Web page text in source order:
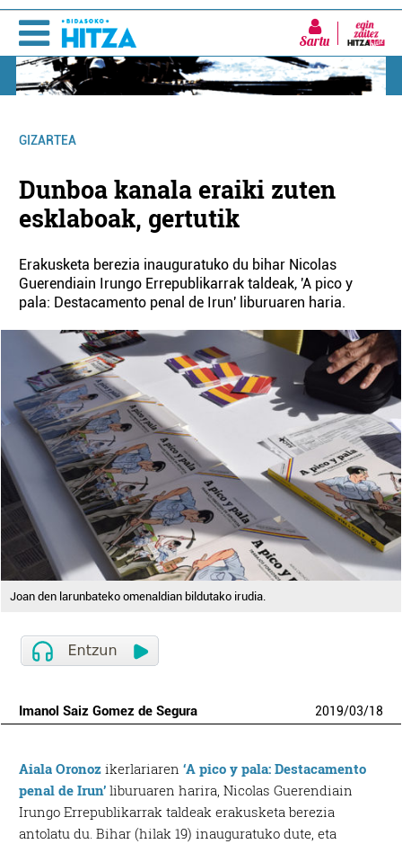
Sartu
GIZARTEA
Dunboa kanala eraiki zuten
esklaboak, gertutik
Erakusketa berezia inauguratuko du bihar Nicolas
Guerendiain Irungo Errepublikarrak taldeak, 'A pico y
pala: Destacamento penal de Irun' liburuaren haria.
Joan den larunbateko omenaldian bildutako irudia.
Imanol Saiz Gomez de Segura 2019/03/18
Aiala Oronoz ikerlariaren‘A pico y pala: Destacamento
penal de Irun’ liburuaren harira, Nicolas Guerendiain
Irungo Errepublikarrak taldeak erakusketa berezia
antolatu du. Bihar (hilak 19) inauguratuko dute, eta